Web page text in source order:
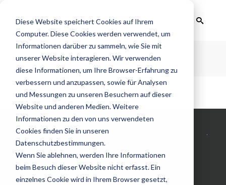
Diese Website speichert Cookies auf Ihrem
Computer. Diese Cookies werden verwendet, um
Informationen darüber zu sammeln, wie Sie mit
unserer Website interagieren. Wir verwenden
diese Informationen, um Ihre Browser-Erfahrung zu
verbessern und anzupassen, sowie für Analysen
und Messungen zu unseren Besuchern auf dieser
Website und anderen Medien. Weitere
Informationen zu den von uns verwendeten
Cookies finden Sie in unseren
Datenschutzbestimmungen.
Wenn Sie ablehnen, werden Ihre Informationen
beim Besuch dieser Website nicht erfasst. Ein
einzelnes Cookie wird in Ihrem Browser gesetzt,
Archive
No posts were found.
LINKS
Experience Networking